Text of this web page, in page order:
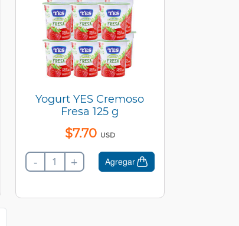
Yogurt YES Cremoso
Fresa 125 g
$7.70 USD
- + Agregar